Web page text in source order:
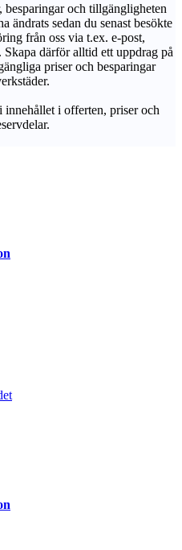
och tillgängligheten
ändrats sedan du senast besökte
från oss via t.ex. e-post,
därför alltid ett uppdrag på
priser och besparingar
i offerten, priser och